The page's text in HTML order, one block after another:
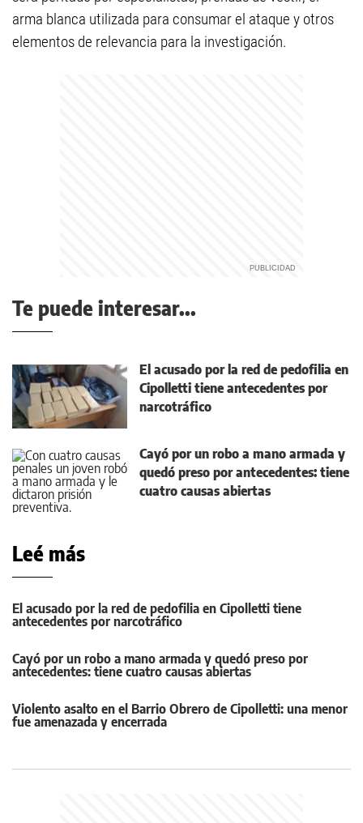
arma blanca utilizada para consumar el ataque y otros
elementos de relevancia para la investigación.
Te puede interesar...
El acusado por la red de pedofilia en
Cipolletti tiene antecedentes por
narcotráfico
Cayó por un robo a mano armada y
quedó preso por antecedentes: tiene
cuatro causas abiertas
Leé más
El acusado por la red de pedofilia en Cipolletti tiene
antecedentes por narcotráfico
Cayó por un robo a mano armada y quedó preso por
antecedentes: tiene cuatro causas abiertas
Violento asalto en el Barrio Obrero de Cipolletti: una menor
fue amenazada y encerrada